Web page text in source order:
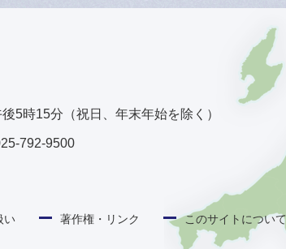
5時15分（祝日、年末年始を除く）
792-9500
い 著作権・リンク このサイトについて